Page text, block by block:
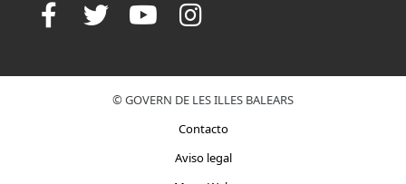
© GOVERN DE LES ILLES BALEARS
Contacto
Aviso legal